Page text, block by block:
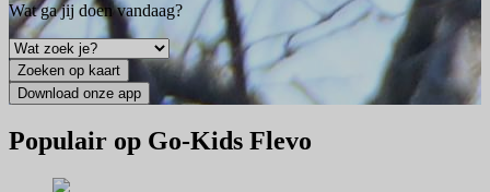
Wat ga jij doen vandaag?
Populair op Go-Kids Flevo